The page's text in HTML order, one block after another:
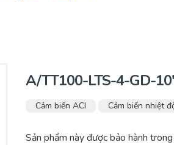
A/TT100-LTS-4-GD-
Cảm biến ACI Cảm biến nhiệt
Sản phẩm này được bảo hành